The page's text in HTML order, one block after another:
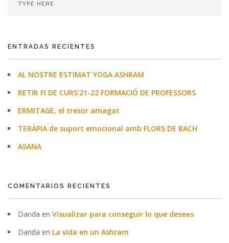
ENTRADAS RECIENTES
AL NOSTRE ESTIMAT YOGA ASHRAM
RETIR FI DE CURS’21-22 FORMACIÓ DE PROFESSORS
ERMITAGE, el tresor amagat
TERÀPIA de suport emocional amb FLORS DE BACH
ASANA
COMENTARIOS RECIENTES
Danda en Visualizar para conseguir lo que deseas
Danda en La vida en un Ashram